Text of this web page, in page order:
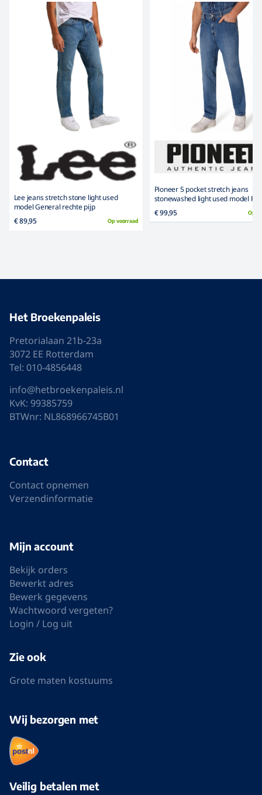
Lee jeans stretch stone light used
model General rechte pijp
€ 89,95
Op voorraad
Pioneer 5 pocket stretch jeans
stonewashed light used model
€ 99,95
Op
Het Broekenpaleis
Pretorialaan 21b-23a
3072 EE Rotterdam
Tel: 010-4856448
info@hetbroekenpaleis.nl
KvK: 99385759
BTWnr: NL868966745B01
Contact
Contact opnemen
Verzendinformatie
Mijn account
Bekijk orders
Bewerkt adres
Bewerk gegevens
Wachtwoord vergeten?
Login / Log uit
Zie ook
Grote maten kostuums
Wij bezorgen met
Veilig betalen met